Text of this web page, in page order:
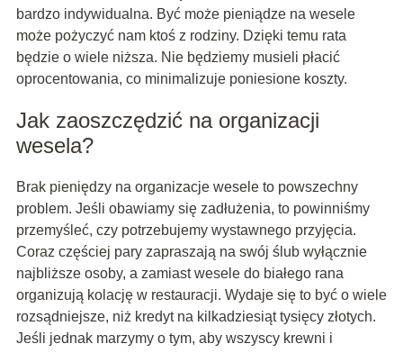
bardzo indywidualna. Być może pieniądze na wesele
może pożyczyć nam ktoś z rodziny. Dzięki temu rata
będzie o wiele niższa. Nie będziemy musieli płacić
oprocentowania, co minimalizuje poniesione koszty.
Jak zaoszczędzić na organizacji
wesela?
Brak pieniędzy na organizacje wesele to powszechny
problem. Jeśli obawiamy się zadłużenia, to powinniśmy
przemyśleć, czy potrzebujemy wystawnego przyjęcia.
Coraz częściej pary zapraszają na swój ślub wyłącznie
najbliższe osoby, a zamiast wesele do białego rana
organizują kolację w restauracji. Wydaje się to być o wiele
rozsądniejsze, niż kredyt na kilkadziesiąt tysięcy złotych.
Jeśli jednak marzymy o tym, aby wszyscy krewni i